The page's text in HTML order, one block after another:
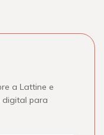
a Lattine e
digital para